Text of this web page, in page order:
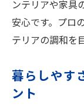
ンテリアや家具
安心です。プロ
テリアの調和を
暮らしやす
ント